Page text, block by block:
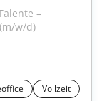
–
(m/w/d)
Vollzeit